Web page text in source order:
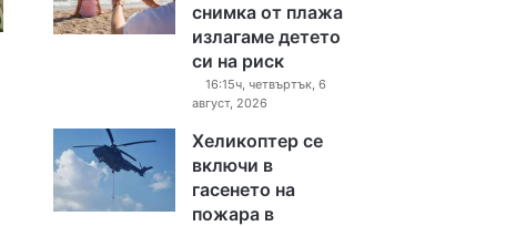
снимка от плажа
излагаме детето
си на риск
16:15ч, четвъртък, 6
август, 2026
Хеликоптер се
включи в
гасенето на
пожара в